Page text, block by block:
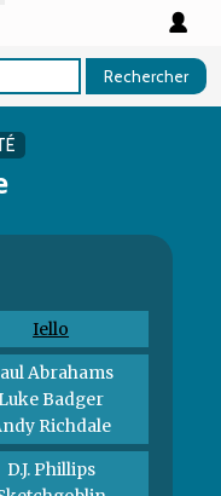
Rechercher
Iello
Abrahams
Luke Badger
Richdale
D.J. Phillips